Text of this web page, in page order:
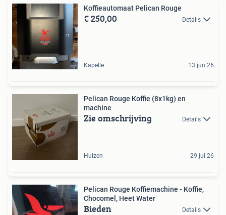
Koffieautomaat Pelican Rouge
€ 250,00 Details
Kapelle 13 jun 26
Pelican Rouge Koffie (8x1kg) en
machine
Zie omschrijving Details
Huizen 29 jul 26
Pelican Rouge Koffiemachine - Koffie,
Chocomel, Heet Water
Bieden Details